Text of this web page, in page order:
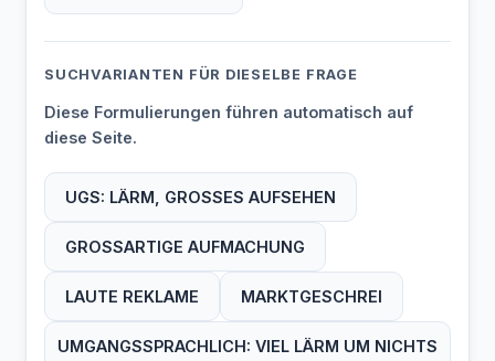
SUCHVARIANTEN FÜR DIESELBE FRAGE
Diese Formulierungen führen automatisch auf
diese Seite.
UGS: LÄRM, GROSSES AUFSEHEN
GROSSARTIGE AUFMACHUNG
LAUTE REKLAME MARKTGESCHREI
UMGANGSSPRACHLICH: VIEL LÄRM UM NICHTS